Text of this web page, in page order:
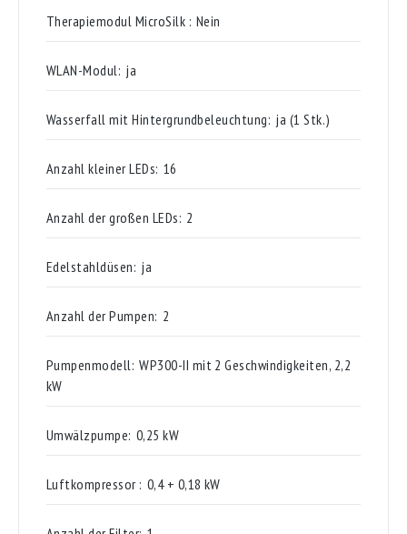
Therapiemodul MicroSilk : Nein
WLAN-Modul: ja
Wasserfall mit Hintergrundbeleuchtung: ja (1 Stk.)
Anzahl kleiner LEDs: 16
Anzahl der großen LEDs: 2
Edelstahldüsen: ja
Anzahl der Pumpen: 2
Pumpenmodell: WP300-II mit 2 Geschwindigkeiten, 2,2
kW
Umwälzpumpe: 0,25 kW
Luftkompressor : 0,4 + 0,18 kW